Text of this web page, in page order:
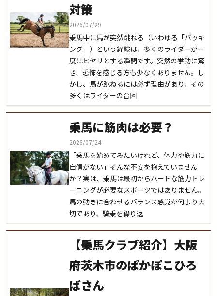
対策
2026/07/29
乗馬中に馬が突然跳ねる（いわゆる「バッキ
ング」）という経験は、多くのライダーが一
度はヒヤリとする瞬間です。突然の挙動に驚
き、恐怖を感じる方も少なくありません。し
かし、馬が跳ねるには必ず理由があり、その
多くはライダーの合図
乗馬に筋肉は必要？
2026/07/24
「乗馬を始めてみたいけれど、体力や筋力に
自信がない」そんな不安を抱えていません
か？実は、乗馬は最初からハードな筋力トレ
ーニングが必要なスポーツではありません。
馬の動きに合わせるバランス感覚が何より大
切であり、騎乗を繰り返
【乗馬クラブ紹介】大阪
府茨木市のぱかぽこひろ
ばさん